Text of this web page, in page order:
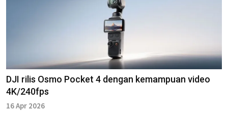
DJI rilis Osmo Pocket 4 dengan kemampuan video
4K/240fps
16 Apr 2026